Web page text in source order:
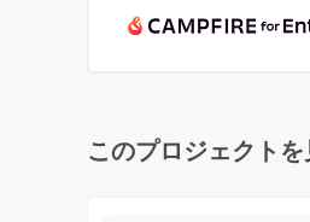
このプロジェクト